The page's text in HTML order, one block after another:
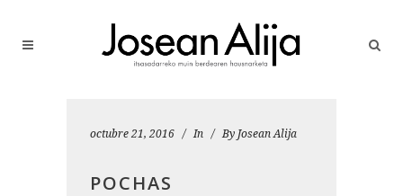
octubre 21, 2016 In By Josean Alija
POCHAS